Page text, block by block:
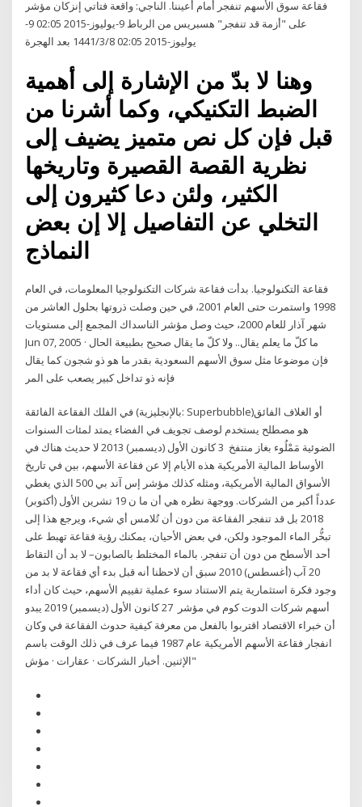
فقاعة سوق الأسهم تنفجر أمام أعيننا. الناجي: واقعة فتاتي إنزكان مؤشر
على "أزمة قد تنفجر" هسبريس من الرباط 9-يوليوز-2015 02:05 9-
يوليوز-2015 02:05 8‏‏/3‏‏/1441 بعد الهجرة
وهنا لا بدّ من الإشارة إلى أهمية
الضبط التكنيكي، وكما أشرنا من
قبل فإن كل نص متميز يضيف إلى
نظرية القصة القصيرة وتاريخها
الكثير، ولئن دعا كثيرون إلى
التخلي عن التفاصيل إلا إن بعض
النماذج
فقاعة التكنولوجيا. بدأت فقاعة شركات التكنولوجيا المعلومات، في العام
1998 واستمرت حتى العام 2001، في حين وصلت ذروتها بحلول العاشر من
شهر آذار للعام 2000، حيث وصل مؤشر الناسداك المجمع إلى مستويات
Jun 07, 2005 · ما كلّ ما يعلم يقال.. ولا كلّ ما يقال صحيح بطبيعة الحال
فإن موضوعا مثل سوق الأسهم السعودية بقدر ما هو ذو شجون كما يقال
فإنه ذو تداخل كبير يصعب على المر
في الفلك الفقاعة الفائقة (بالإنجليزية: Superbubble)‏ أو الغلاف الفائق
هو مصطلح يستخدم لوصف تجويف في الفضاء يمتد لمئات السنوات
الضوئية مَمْلُوء بغاز منتفخ 3 كانون الأول (ديسمبر) 2013 لا حديث هناك في
الأوساط المالية الأمريكية هذه الأيام إلا عن فقاعة الأسهم، بين في تاريخ
الأسواق المالية الأمريكية، ومثله كذلك مؤشر إس آند بي 500 الذي يغطي
عدداً أكبر من الشركات. ووجهة نظره هي أن ما ن 19 تشرين الأول (أكتوبر)
2018 بل قد تنفجر الفقاعة من دون أن تُلامس أي شيء، ويرجع هذا إلى
تبخُّر الماء الموجود ولكن، في بعض الأحيان، يمكنك رؤية فقاعة تهبط على
أحد الأسطح من دون أن تنفجر. بالماء المختلط بالصابون– لا بد أن التقاط
20 آب (أغسطس) 2010 سبق أن لاحظنا أنه قبل بدء أي فقاعة لا بد من
وجود فكرة استثمارية يتم الاستناد سوء عملية تقييم الأسهم، حيث كان أداء
أسهم شركات الدوت كوم في مؤشر 27 كانون الأول (ديسمبر) 2019 يبدو
أن خبراء الاقتصاد اقتربوا بالفعل من معرفة كيفية حدوث الفقاعة في وكان
انفجار فقاعة الأسهم الأمريكية عام 1987 فيما عرف في ذلك الوقت باسم
"الإثنين. أخبار الشركات · عقارات · مؤش